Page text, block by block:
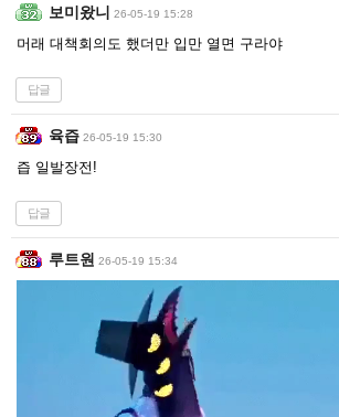
보미왔니 26-05-19 15:28
머래 대책회의도 했더만 입만 열면 구라야
답글
육즙 26-05-19 15:30
즙 일발장전!
답글
루트원 26-05-19 15:34